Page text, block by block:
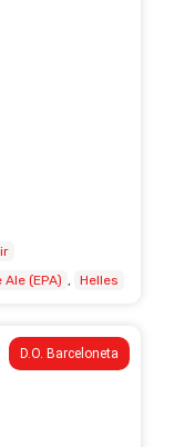
(EPA) Helles
D.O. Barceloneta